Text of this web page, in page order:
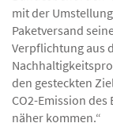
mit der
Paketversand
Verpflichtung aus
den gesteckten
CO2-Emission
näher kommen.“